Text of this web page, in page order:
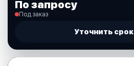
По запросу
Под заказ
Уточнить срок